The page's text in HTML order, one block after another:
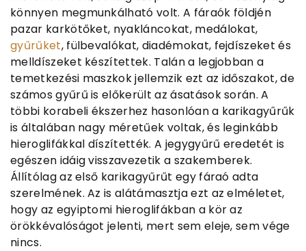
könnyen megmunkálható volt. A fáraók földjén
pazar karkötőket, nyakláncokat, medálokat,
gyűrűket, fülbevalókat, diadémokat, fejdíszeket és
melldíszeket készítettek. Talán a legjobban a
temetkezési maszkok jellemzik ezt az időszakot, de
számos gyűrű is előkerült az ásatások során. A
többi korabeli ékszerhez hasonlóan a karikagyűrűk
is általában nagy méretűek voltak, és leginkább
hieroglifákkal díszítették. A jegygyűrű eredetét is
egészen idáig visszavezetik a szakemberek.
Állítólag az első karikagyűrűt egy fáraó adta
szerelmének. Az is alátámasztja ezt az elméletet,
hogy az egyiptomi hieroglifákban a kör az
örökkévalóságot jelenti, mert sem eleje, sem vége
nincs.